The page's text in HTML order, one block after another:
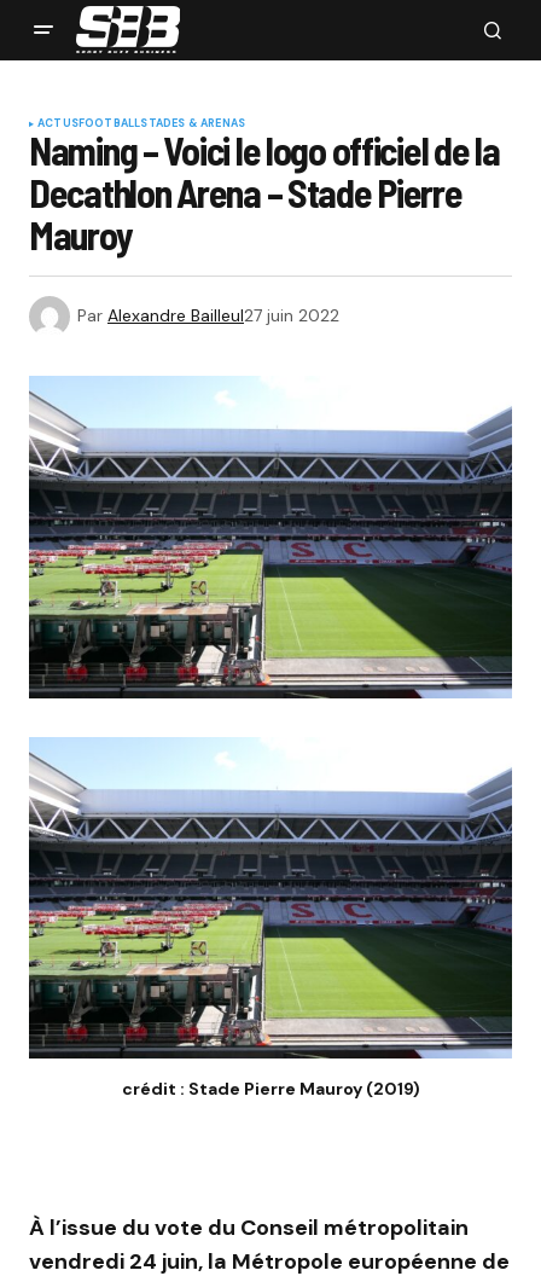
ACTUSFOOTBALLSTADES & ARENAS
Naming – Voici le logo officiel de la
Decathlon Arena – Stade Pierre
Mauroy
Par Alexandre Bailleul27 juin 2022
crédit : Stade Pierre Mauroy (2019)
À l’issue du vote du Conseil métropolitain
vendredi 24 juin, la Métropole européenne de